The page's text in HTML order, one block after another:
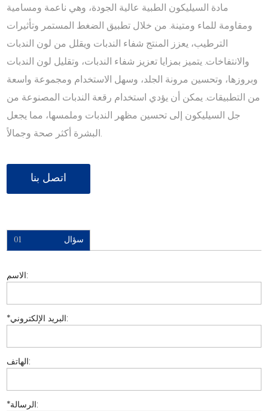
مادة السيليكون الطبية عالية الجودة، وهي ناعمة ومسامية
ومقاومة للماء ومتينة. من خلال تطبيق الضغط المستمر وتأثيرات
الترطيب، يعزز المنتج شفاء الندبات ويقلل من لون الندبات
والانتفاخات. يتميز بمزايا تعزيز شفاء الندبات، وتقليل لون الندبات
وبروزها، وتحسين مرونة الجلد، وسهل الاستخدام ومجموعة واسعة
من التطبيقات. يمكن أن يؤدي استخدام رقعة الندبات المصنوعة من
جل السيليكون إلى تحسين مظهر الندبات وملمسها، مما يجعل
البشرة أكثر صحة وجمالاً.
اتصل بنا
01 سؤال
الاسم:
* البريد الإلكتروني:
الهاتف:
* الرسالة: